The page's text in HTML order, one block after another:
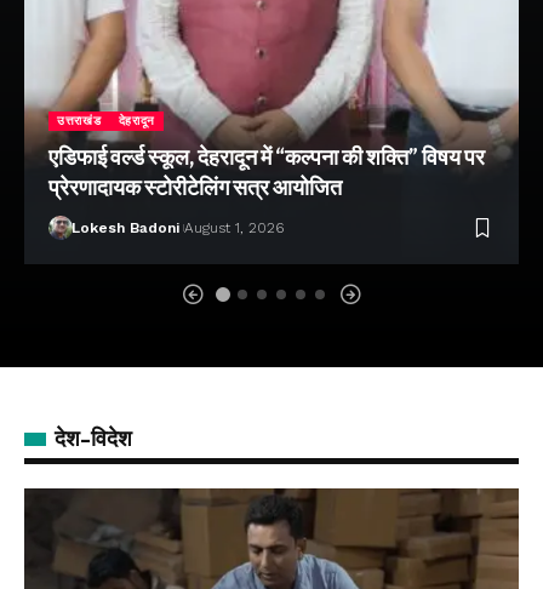
उत्तराखंड देहरादून
एडिफाई वर्ल्ड स्कूल, देहरादून में “कल्पना की शक्ति” विषय पर
प्रेरणादायक स्टोरीटेलिंग सत्र आयोजित
Lokesh Badoni August 1, 2026
देश-विदेश